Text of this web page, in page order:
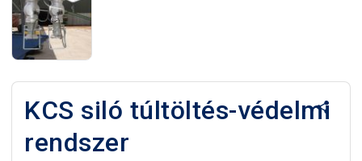
KCS siló túltöltés-védelmi
rendszer